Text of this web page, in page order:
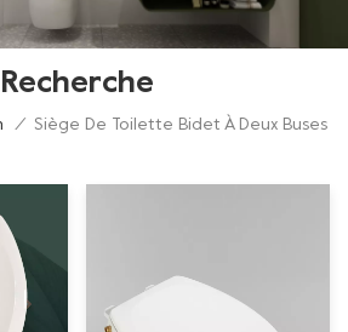
Recherche
/ Siège De Toilette Bidet À Deux Buses